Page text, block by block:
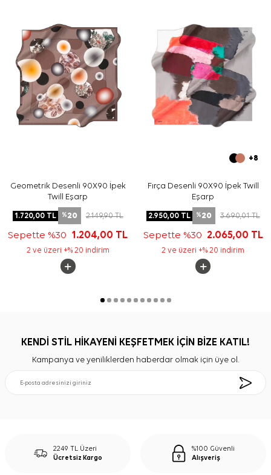
izleyiniz. İpek ve hassas eşarplarda elde hassas bakım
veya leke temizliği gerektiğinde
Aker İpek Eşarp
Şampuanı kullanabilirsiniz.
Sıkça Sorulan Sorular
Turkuaz İpek Tivil Kare Geometrik Desenli Eşarp ölçüsü
nedir?
Bu eşarp hangi malzemeden üretilmiştir?
İpek tivil eşarp hangi renklerle kombinlenir?
Desen görünümü nasıldır?
Geometrik Desenli 90X90 İpek
Twill Eşarp
1.720,00TL %20 2.149,90TL
Sepette %30 1.204,00 TL
2 ve üzeri +% 20 indirim
+8
Fırça Desenli 90X90 İpek Twill
Eşarp
2.950,00TL %20 3.690,01TL
Sepette %30 2.065,00 TL
2 ve üzeri +% 20 indirim
KENDİ STİL HİKAYENİ KEŞFETMEK İÇİN BİZE KATIL!
Kampanya ve yeniliklerden haberdar olmak için üye ol.
2249 TL Üzeri
Ücretsiz Kargo
%100 Güvenli
Alışveriş